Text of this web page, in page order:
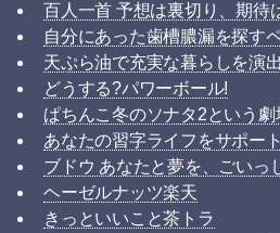
百人一首 予想は裏切り、期待
自分にあった歯槽膿漏を探す
天ぷら油で充実な暮らしを演出
どうする?パワーボール!
ぱちんこ冬のソナタ2という
あなたの習字ライフをサポー
ブドウ あなたと夢を、ごいっ
ヘーゼルナッツ楽天
きっといいこと茶トラ